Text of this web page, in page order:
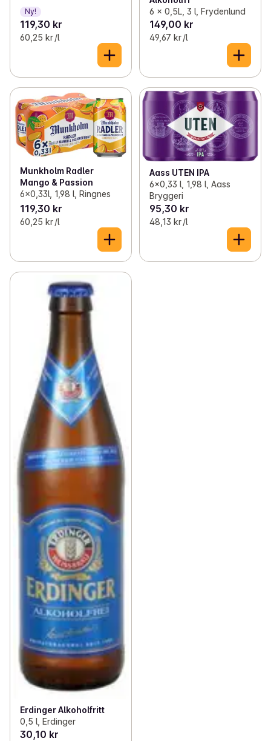
Ny!
119,30 kr
60,25 kr /l
6 x 0,5L, 3 l, Frydenlund
149,00 kr
49,67 kr /l
Munkholm Radler
Mango & Passion
6x0,33l, 1,98 l, Ringnes
119,30 kr
60,25 kr /l
Aass UTEN IPA
6x0,33 l, 1,98 l, Aass
Bryggeri
95,30 kr
48,13 kr /l
Erdinger Alkoholfritt
0,5 l, Erdinger
30,10 kr